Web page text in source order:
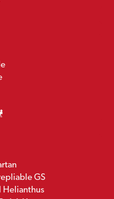
GS
Helianthus